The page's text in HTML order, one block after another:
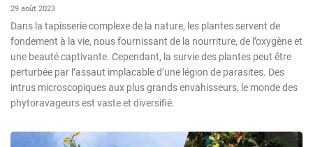
29 août 2023
Dans la tapisserie complexe de la nature, les plantes servent de
fondement à la vie, nous fournissant de la nourriture, de l’oxygène et
une beauté captivante. Cependant, la survie des plantes peut être
perturbée par l’assaut implacable d’une légion de parasites. Des
intrus microscopiques aux plus grands envahisseurs, le monde des
phytoravageurs est vaste et diversifié.